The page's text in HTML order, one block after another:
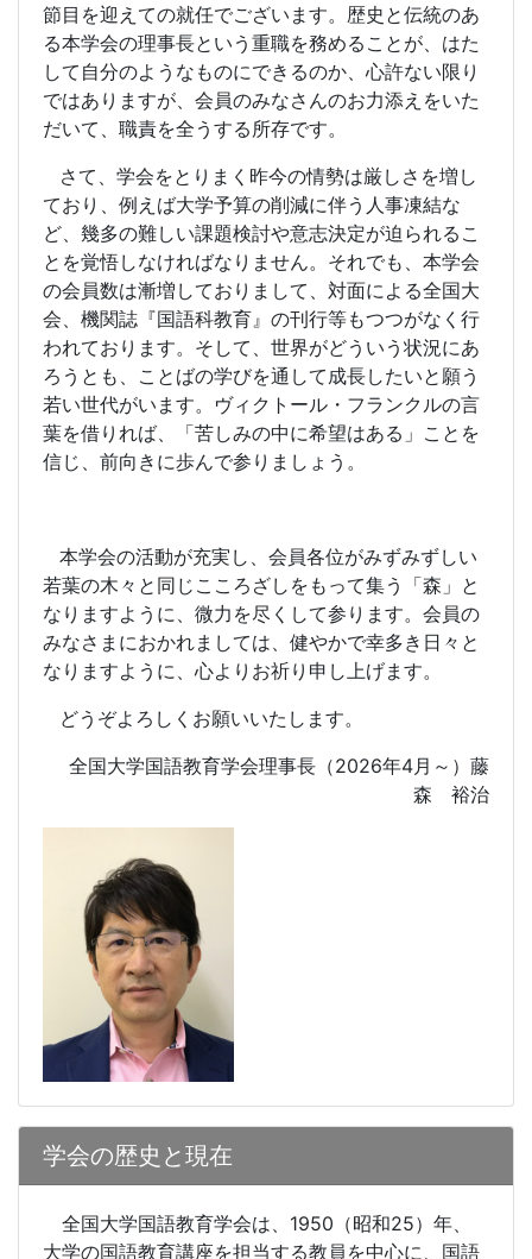
節目を迎えての就任でございます。歴史と伝統のあ
る本学会の理事長という重職を務めることが、はた
して自分のようなものにできるのか、心許ない限り
ではありますが、会員のみなさんのお力添えをいた
だいて、職責を全うする所存です。
さて、学会をとりまく昨今の情勢は厳しさを増し
ており、例えば大学予算の削減に伴う人事凍結な
ど、幾多の難しい課題検討や意志決定が迫られるこ
とを覚悟しなければなりません。それでも、本学会
の会員数は漸増しておりまして、対面による全国大
会、機関誌『国語科教育』の刊行等もつつがなく行
われております。そして、世界がどういう状況にあ
ろうとも、ことばの学びを通して成長したいと願う
若い世代がいます。ヴィクトール・フランクルの言
葉を借りれば、「苦しみの中に希望はある」ことを
信じ、前向きに歩んで参りましょう。
本学会の活動が充実し、会員各位がみずみずしい
若葉の木々と同じこころざしをもって集う「森」と
なりますように、微力を尽くして参ります。会員の
みなさまにおかれましては、健やかで幸多き日々と
なりますように、心よりお祈り申し上げます。
どうぞよろしくお願いいたします。
全国大学国語教育学会理事長（2026年4月～）藤
森 裕治
学会の歴史と現在
全国大学国語教育学会は、 1950 （昭和25）年、
大学の国語教育講座を担当する教員を中心に、国語